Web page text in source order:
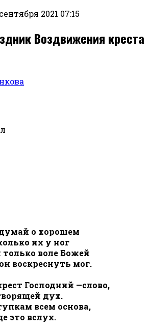
2021 07:15
Воздвижения креста
о хорошем
их у ног
воле Божей
воскреснуть мог.
Господний —слово,
дух.
всем основа,
это вслух.